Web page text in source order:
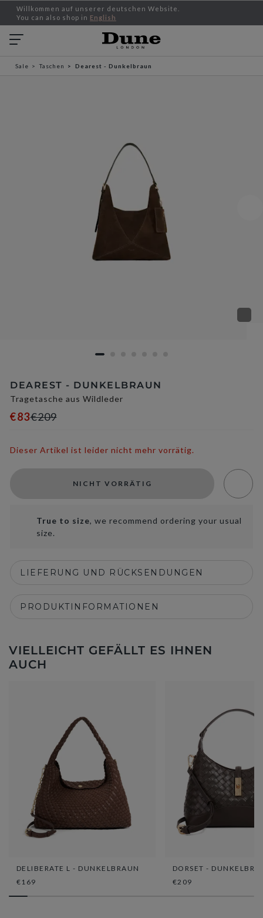
Willkommen auf unserer deutschen Website.
You can also shop in English
Sale Taschen Dearest - Dunkelbraun
DEAREST - DUNKELBRAUN
Tragetasche aus Wildleder
€83€209
Dieser Artikel ist leider nicht mehr vorrätig.
NICHT VORRÄTIG
True to size, we recommend ordering your usual
size.
LIEFERUNG UND RÜCKSENDUNGEN
PRODUKTINFORMATIONEN
VIELLEICHT GEFÄLLT ES IHNEN
AUCH
DELIBERATE L - DUNKELBRAUN
€169
DORSET -
€209